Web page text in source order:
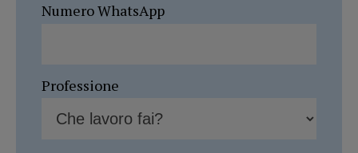
Numero WhatsApp
Professione